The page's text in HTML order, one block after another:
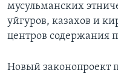
мусульманских
уйгуров, казахов и
центров содержания
Новый законопроект